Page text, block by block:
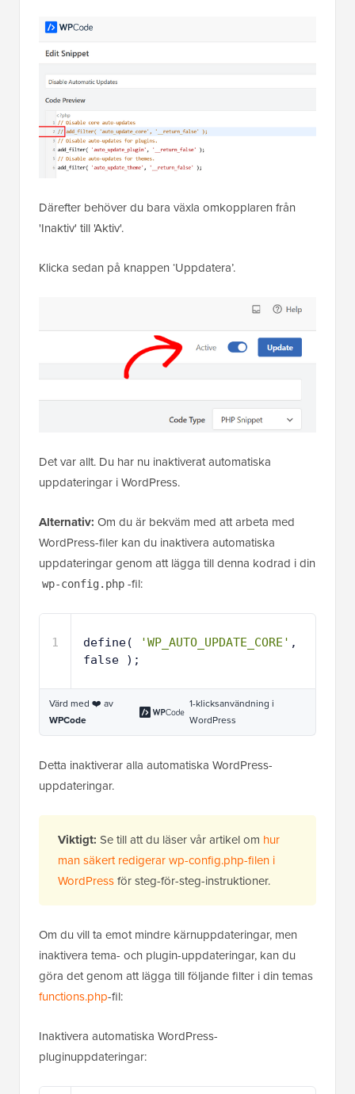
Därefter behöver du bara växla omkopplaren från
'Inaktiv' till 'Aktiv'.
Klicka sedan på knappen ‘Uppdatera’.
Det var allt. Du har nu inaktiverat automatiska
uppdateringar i WordPress.
Alternativ: Om du är bekväm med att arbeta med
WordPress-filer kan du inaktivera automatiska
uppdateringar genom att lägga till denna kodrad i din
wp-config.php -fil:
1 define( 'WP_AUTO_UPDATE_CORE' ,
false );
Värd med ❤️ av
WPCode
1-klicksanvändning i
WordPress
Detta inaktiverar alla automatiska WordPress-
uppdateringar.
Viktigt: Se till att du läser vår artikel om hur
man säkert redigerar wp-config.php-filen i
WordPressför steg-för-steg-instruktioner.
Om du vill ta emot mindre kärnuppdateringar, men
inaktivera tema- och plugin-uppdateringar, kan du
göra det genom att lägga till följande filter i din temas
functions.php-fil:
Inaktivera automatiska WordPress-
pluginuppdateringar: